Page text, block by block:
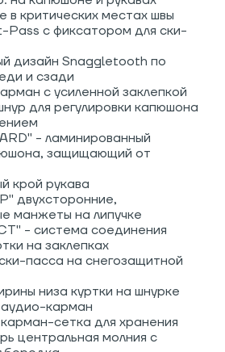
в критических местах швы
с фиксатором для ски-
дизайн Snaggletooth по
и сзади
с усиленной заклепкой
для регулировки капюшона
- ламинированный
защищающий от
крой рукава
двухсторонние,
манжеты на липучке
- система соединения
на заклепках
пасса на снегозащитной
низа куртки на шнурке
карман
сетка для хранения
центральная молния с